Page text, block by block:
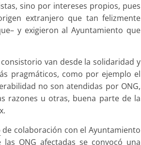
sino por intereses propios, pues
extranjero que tan felizmente
y exigieron al Ayuntamiento que
van desde la solidaridad y
pragmáticos, como por ejemplo el
no son atendidas por ONG,
razones u otras, buena parte de la
de colaboración con el Ayuntamiento
ONG afectadas se convocó una